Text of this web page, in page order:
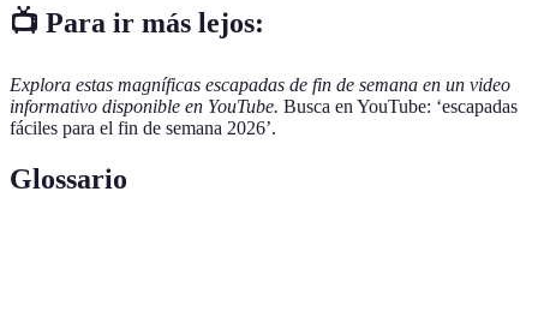
📺 Para ir más lejos:
Explora estas magníficas escapadas de fin de semana en un video
informativo disponible en YouTube. Busca en YouTube: ‘escapadas
fáciles para el fin de semana 2026’.
Glossario